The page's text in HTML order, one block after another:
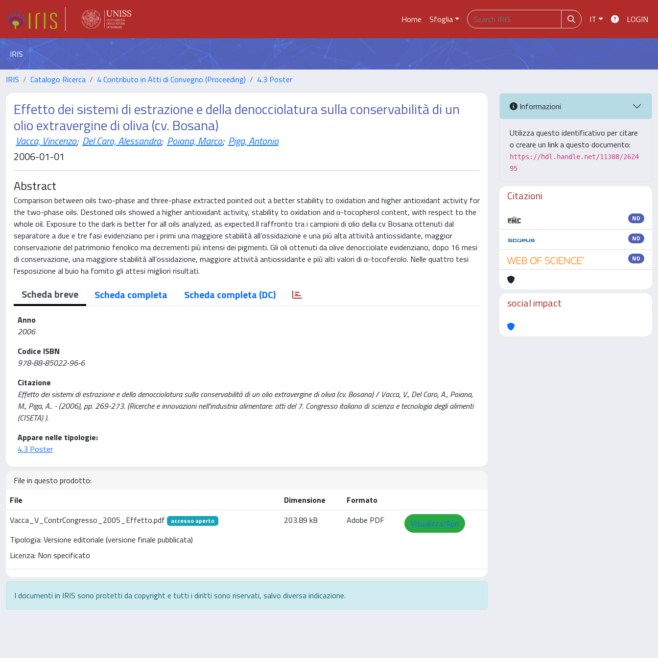
Home Sfoglia IT LOGIN
IRIS
IRIS Catalogo Ricerca 4 Contributo in Atti di Convegno (Proceeding) 4.3 Poster
Effetto dei sistemi di estrazione e della denocciolatura sulla conservabilità di un
olio extravergine di oliva (cv. Bosana)
Vacca, Vincenzo; Del Caro, Alessandra; Poiana, Marco; Piga, Antonio
2006-01-01
Abstract
Comparison between oils two-phase and three-phase extracted pointed out a better stability to oxidation and higher antioxidant activity for
the two-phase oils. Destoned oils showed a higher antioxidant activity, stability to oxidation and α-tocopherol content, with respect to the
whole oil. Exposure to the dark is better for all oils analyzed, as expected.Il raffronto tra i campioni di olio della cv Bosana ottenuti dal
separatore a due e tre fasi evidenziano per i primi una maggiore stabilità all’ossidazione e una più alta attività antiossidante, maggior
conservazione del patrimonio fenolico ma decrementi più intensi dei pigmenti. Gli oli ottenuti da olive denocciolate evidenziano, dopo 16 mesi
di conservazione, una maggiore stabilità all’ossidazione, maggiore attività antiossidante e più alti valori di α-tocoferolo. Nelle quattro tesi
l’esposizione al buio ha fornito gli attesi migliori risultati.
Scheda breve Scheda completa Scheda completa (DC)
Anno
2006
Codice ISBN
978-88-85022-96-6
Citazione
Effetto dei sistemi di estrazione e della denocciolatura sulla conservabilità di un olio extravergine di oliva (cv. Bosana) / Vacca, V., Del Caro, A., Poiana,
M., Piga, A.. - (2006), pp. 269-273. (Ricerche e innovazioni nell'industria alimentare: atti del 7. Congresso italiano di scienza e tecnologia degli alimenti
(CISETA) ).
Appare nelle tipologie:
4.3 Poster
File in questo prodotto:
File
Dimensione
Formato
Vacca_V_ContrCongresso_2005_Effetto.pdf
accesso aperto
Tipologia: Versione editoriale (versione finale pubblicata)
Licenza: Non specificato
203.89 kB Adobe PDF Visualizza/Apri
I documenti in IRIS sono protetti da copyright e tutti i diritti sono riservati, salvo diversa indicazione.
Informazioni
Utilizza questo identificativo per citare
o creare un link a questo documento:
https://hdl.handle.net/11388/2624
95
Citazioni
ND
ND
ND
social impact